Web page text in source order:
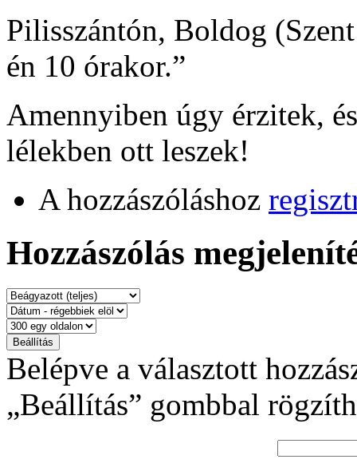
Pilisszántón, Boldog
én 10 órakor.”
Amennyiben úgy érzitek,
lélekben ott leszek!
A hozzászóláshoz
Hozzászólás
Belépve a választott
„Beállítás” gombbal